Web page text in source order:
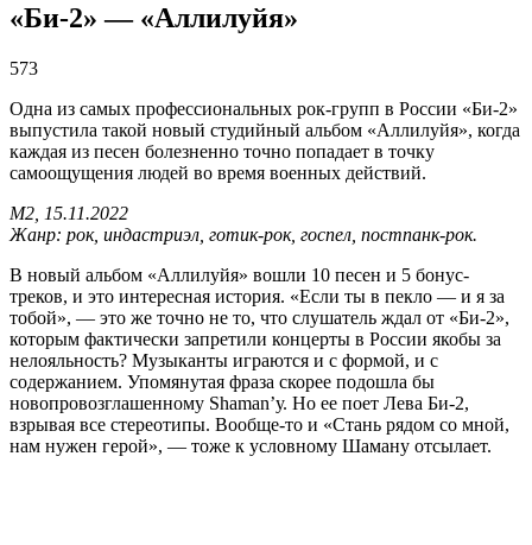
«Би-2» — «Аллилуйя»
573
Одна из самых профессиональных рок-групп в России «Би-2»
выпустила такой новый студийный альбом «Аллилуйя», когда
каждая из песен болезненно точно попадает в точку
самоощущения людей во время военных действий.
М2, 15.11.2022
Жанр: рок, индастриэл, готик-рок, госпел, постпанк-рок.
В новый альбом «Аллилуйя» вошли 10 песен и 5 бонус-
треков, и это интересная история. «Если ты в пекло — и я за
тобой», — это же точно не то, что слушатель ждал от «Би-2»,
которым фактически запретили концерты в России якобы за
нелояльность? Музыканты играются и с формой, и с
содержанием. Упомянутая фраза скорее подошла бы
новопровозглашенному Shaman’у. Но ее поет Лева Би-2,
взрывая все стереотипы. Вообще-то и «Стань рядом со мной,
нам нужен герой», — тоже к условному Шаману отсылает.